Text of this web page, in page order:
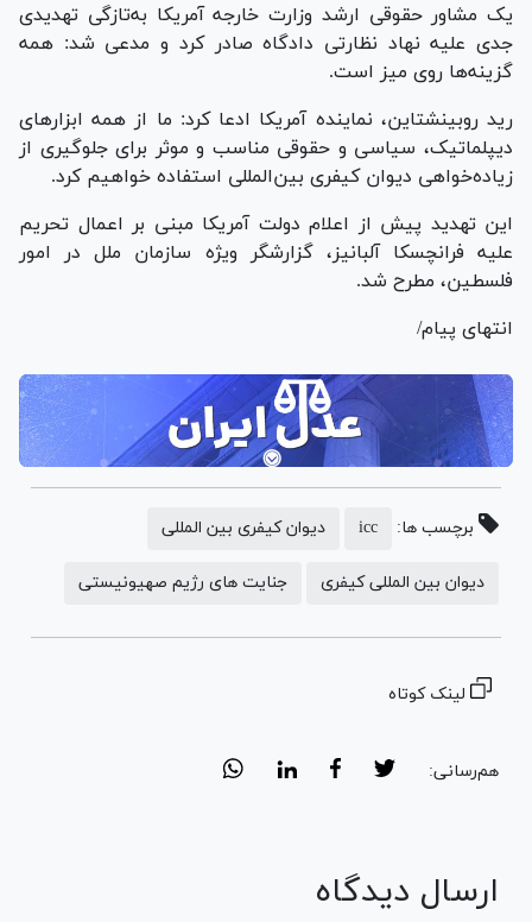
یک مشاور حقوقی ارشد وزارت خارجه آمریکا به‌تازگی تهدیدی
جدی علیه نهاد نظارتی دادگاه صادر کرد و مدعی شد: همه
گزینه‌ها روی میز است.
رید روبینشتاین، نماینده آمریکا ادعا کرد: ما از همه ابزار‌های
دیپلماتیک، سیاسی و حقوقی مناسب و موثر برای جلوگیری از
زیاده‌خواهی دیوان کیفری بین‌المللی استفاده خواهیم کرد.
این تهدید پیش از اعلام دولت آمریکا مبنی بر اعمال تحریم
علیه فرانچسکا آلبانیز، گزارشگر ویژه سازمان ملل در امور
فلسطین، مطرح شد.
انتهای پیام/
برچسب ها: icc دیوان کیفری بین المللی
دیوان بین المللی کیفری جنایت های رژیم صهیونیستی
لینک کوتاه
هم‌رسانی:
ارسال دیدگاه